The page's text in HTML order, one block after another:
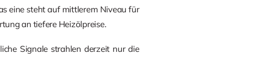
eine steht auf mittlerem Niveau für
an tiefere Heizölpreise.
Signale strahlen derzeit nur die